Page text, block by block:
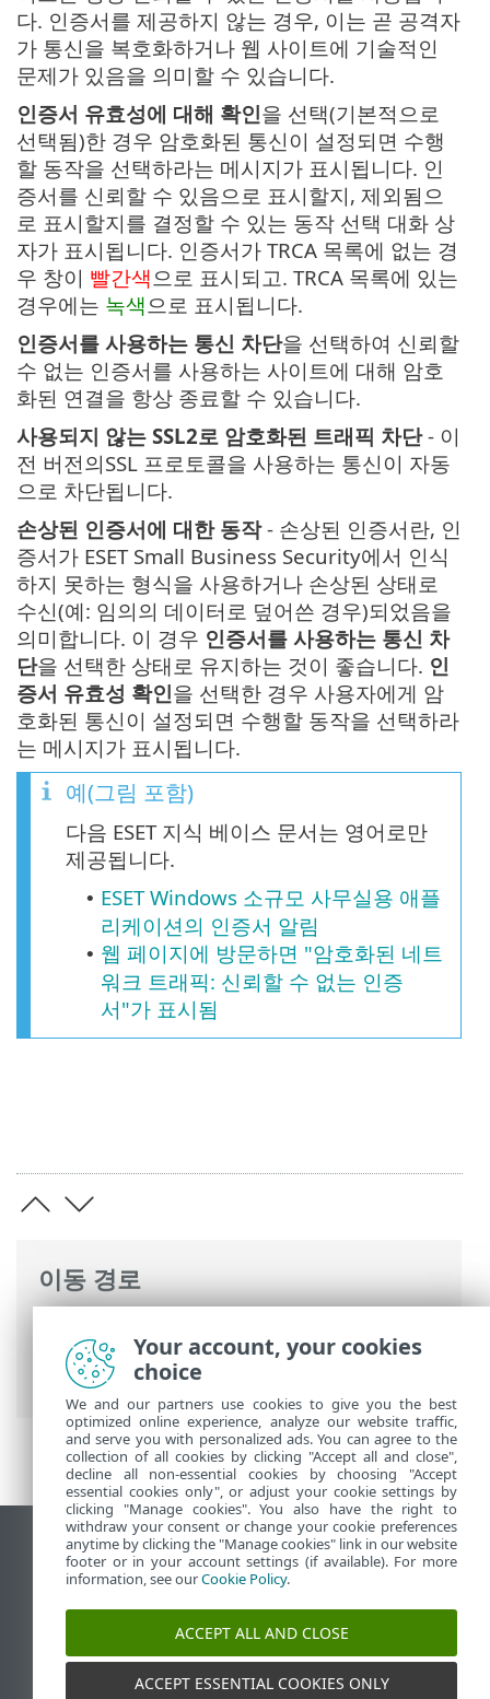
이동 경로
Security >ESET Small Business Security
운용>고급 설정>
다. 인증서를 제공하지 않는 경우, 이는 곧 공격자
가 통신을 복호화하거나 웹 사이트에 기술적인
문제가 있음을 의미할 수 있습니다.
인증서 유효성에 대해 확인을 선택(기본적으로
선택됨)한 경우 암호화된 통신이 설정되면 수행
할 동작을 선택하라는 메시지가 표시됩니다. 인
증서를 신뢰할 수 있음으로 표시할지, 제외됨으
로 표시할지를 결정할 수 있는 동작 선택 대화 상
자가 표시됩니다. 인증서가 TRCA 목록에 없는 경
우 창이 빨간색으로 표시되고. TRCA 목록에 있는
경우에는 녹색으로 표시됩니다.
인증서를 사용하는 통신 차단을 선택하여 신뢰할
수 없는 인증서를 사용하는 사이트에 대해 암호
화된 연결을 항상 종료할 수 있습니다.
사용되지 않는 SSL2로 암호화된 트래픽 차단- 이
전 버전의SSL 프로토콜을 사용하는 통신이 자동
으로 차단됩니다.
손상된 인증서에 대한 동작- 손상된 인증서란, 인
증서가 ESET Small Business Security에서 인식
하지 못하는 형식을 사용하거나 손상된 상태로
수신(예: 임의의 데이터로 덮어쓴 경우)되었음을
의미합니다. 이 경우 인증서를 사용하는 통신 차
단을 선택한 상태로 유지하는 것이 좋습니다. 인
증서 유효성 확인을 선택한 경우 사용자에게 암
호화된 통신이 설정되면 수행할 동작을 선택하라
는 메시지가 표시됩니다.
예(그림 포함)
다음 ESET 지식 베이스 문서는 영어로만
제공됩니다.
• ESET Windows 소규모 사무실용 애플
리케이션의 인증서 알림
• 웹 페이지에 방문하면 "암호화된 네트
워크 트래픽: 신뢰할 수 없는 인증
서"가 표시됨
데스크톱 사이트 보기
End of Life
ESET 지식 베이스
ESET Status Portal
Your account, your cookies
choice
We and our partners use cookies to give you the best
optimized online experience, analyze our website traffic,
and serve you with personalized ads. You can agree to the
collection of all cookies by clicking "Accept all and close",
decline all non-essential cookies by choosing "Accept
essential cookies only", or adjust your cookie settings by
clicking "Manage cookies". You also have the right to
withdraw your consent or change your cookie preferences
anytime by clicking the "Manage cookies" link in our website
footer or in your account settings (if available). For more
information, see ourCookie Policy.
ACCEPT ALL AND CLOSE
ACCEPT ESSENTIAL COOKIES ONLY